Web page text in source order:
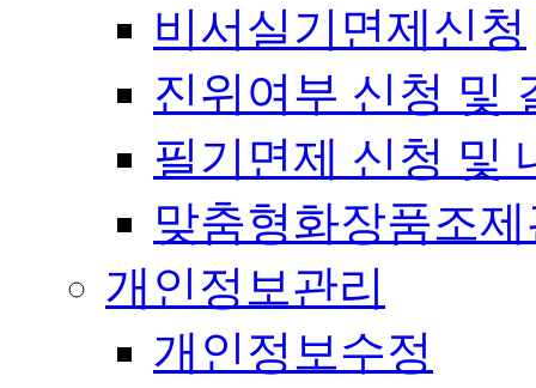
비서실기면제신청
진위여부 신청 및
필기면제 신청 및
맞춤형화장품조
개인정보관리
개인정보수정